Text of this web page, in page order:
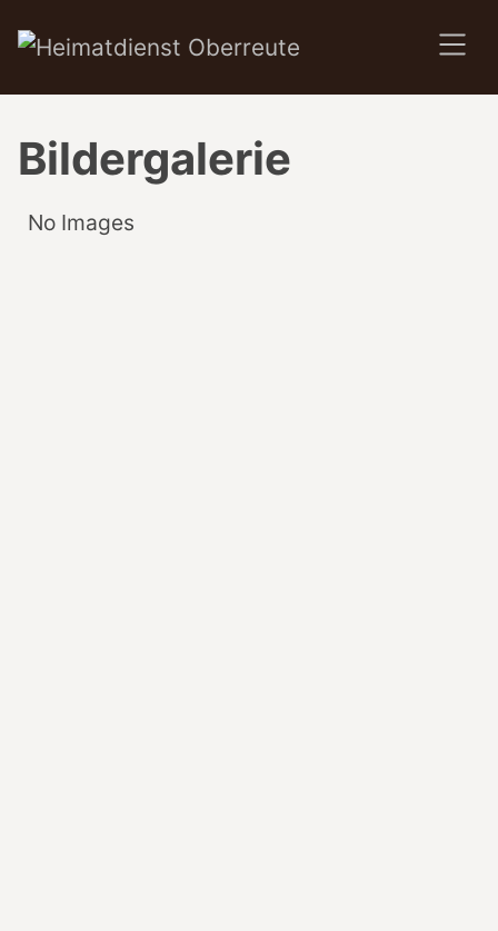
SKIP TO MAIN CONTENT
Bildergalerie
No Images